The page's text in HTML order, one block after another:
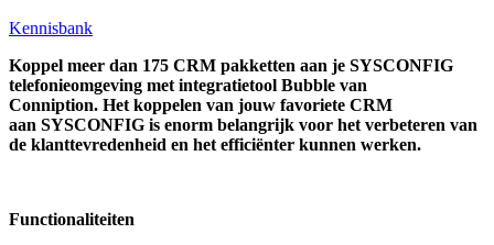
Kennisbank
Koppel meer dan 175 CRM pakketten aan je SYSCONFIG
telefonieomgeving met integratietool Bubble van
Conniption. Het koppelen van jouw favoriete CRM
aan SYSCONFIG is enorm belangrijk voor het verbeteren van
de klanttevredenheid en het efficiënter kunnen werken.
Functionaliteiten